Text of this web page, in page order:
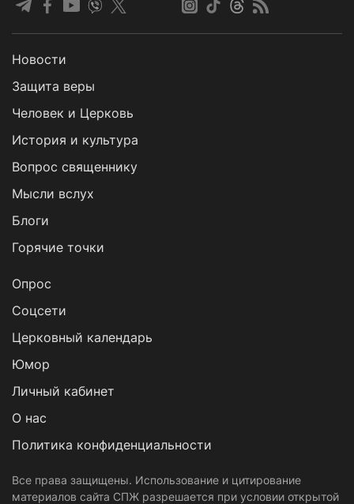
Новости
Защита веры
Человек и Церковь
История и культура
Вопрос священнику
Мысли вслух
Блоги
Горячие точки
Опрос
Cоцсети
Церковный календарь
Юмор
Личный кабинет
О нас
Политика конфиденциальности
Все права защищены. Использование и цитирование
материалов сайта СПЖ разрешается при условии открытой